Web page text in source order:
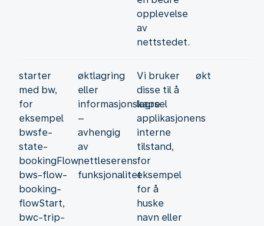
opplevelse
av
nettstedet.
starter
med bw,
for
eksempel
bwsfe-
state-
bookingFlow,
bws-flow-
booking-
flowStart,
bwc-trip-
øktlagring
eller
informasjonskapsel
–
avhengig
av
nettleserens
funksjonalitet
Vi bruker
disse til å
lagre
applikasjonens
interne
tilstand,
for
eksempel
for å
huske
navn eller
økt